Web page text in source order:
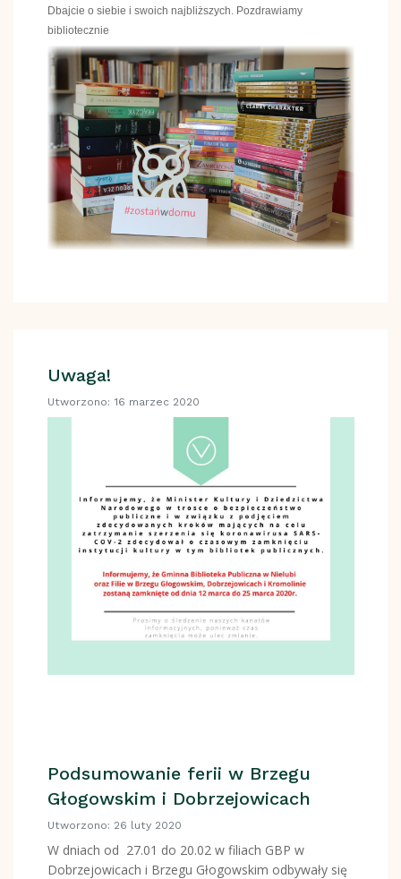
Dbajcie o siebie i swoich najbliższych. Pozdrawiamy
bibliotecznie
Uwaga!
Utworzono: 16 marzec 2020
Podsumowanie ferii w Brzegu
Głogowskim i Dobrzejowicach
Utworzono: 26 luty 2020
W dniach od 27.01 do 20.02 w filiach GBP w
Dobrzejowicach i Brzegu Głogowskim odbywały się